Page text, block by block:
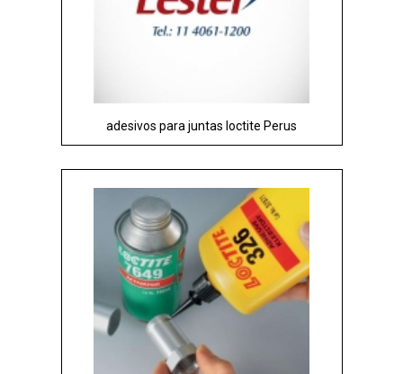
adesivos para juntas loctite Perus